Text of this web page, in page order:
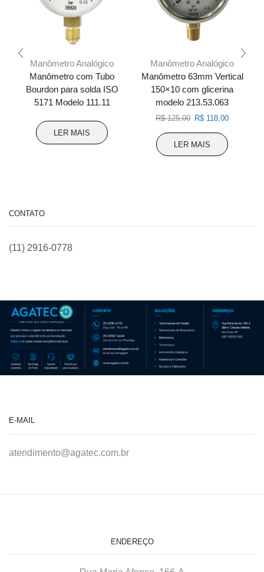
Manômetro Analógico
Manômetro com Tubo
Bourdon para solda ISO
5171 Modelo 111.11
LER MAIS
Manômetro Analógico
Manômetro 63mm Vertical
150×10 com glicerina
modelo 213.53.063
R$125,00 O
original
R$ 118,00O
LER MAIS
CONTATO
(11) 2916-0778
E-MAIL
atendimento@agatec.com.br
ENDEREÇO